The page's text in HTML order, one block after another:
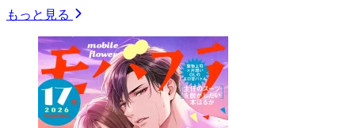
もっと見る